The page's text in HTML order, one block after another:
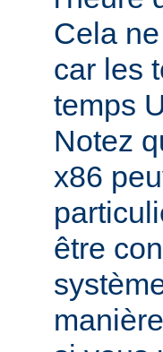
Cela
car les
temps
Notez
x86
être